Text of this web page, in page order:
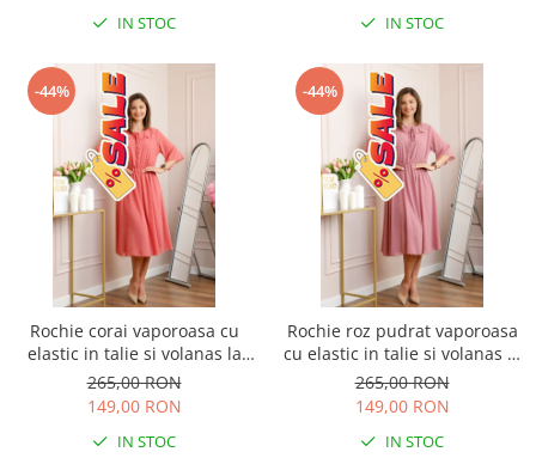
IN STOC IN STOC
-44%
Rochie corai vaporoasa cu
elastic in talie si volanas la
decolteu Allegra
265,00 RON
149,00 RON
IN STOC
-44%
Rochie roz pudrat vaporoasa
cu elastic in talie si volanas la
decolteu Allegra
265,00 RON
149,00 RON
IN STOC